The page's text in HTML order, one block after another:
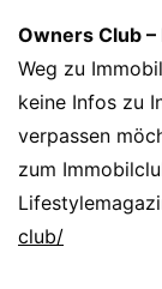
Owners Club
Weg zu
keine Infos zu
verpassen
zum
club/